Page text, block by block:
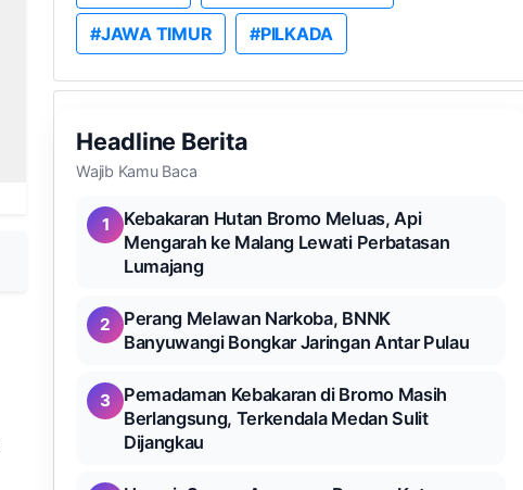
#JAWA TIMUR #PILKADA
Headline Berita
Wajib Kamu Baca
1
Kebakaran Hutan Bromo Meluas, Api
Mengarah ke Malang Lewati Perbatasan
Lumajang
2
Perang Melawan Narkoba, BNNK
Banyuwangi Bongkar Jaringan Antar Pulau
3
Pemadaman Kebakaran di Bromo Masih
Berlangsung, Terkendala Medan Sulit
Dijangkau